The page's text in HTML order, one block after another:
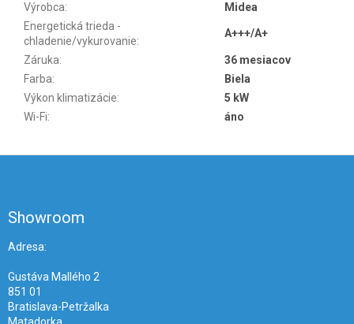
Výrobca:
Midea
Energetická trieda -
chladenie/vykurovanie:
A+++/A+
Záruka:
36 mesiacov
Farba:
Biela
Výkon klimatizácie:
5 kW
Wi-Fi: áno
Showroom
Adresa:
Gustáva Mallého 2
851 01
Bratislava-Petržalka